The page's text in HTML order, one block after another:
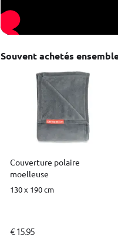
Souvent achetés
Couverture polaire
moelleuse
130 x 190 cm
€ 15,95